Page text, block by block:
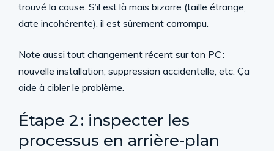
trouvé la cause. S’il est là mais bizarre (taille étrange,
date incohérente), il est sûrement corrompu.
Note aussi tout changement récent sur ton PC :
nouvelle installation, suppression accidentelle, etc. Ça
aide à cibler le problème.
Étape 2 : inspecter les
processus en arrière-plan